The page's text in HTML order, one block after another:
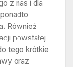
z nas i dla
Również
powstałej
tego krótkie
oraz